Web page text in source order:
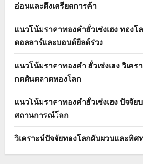
อ่อนและตึงเครียดการค้า
แนวโน้มราคาทองคำฮั่วเซ่งเฮง ทอง
ดอลลาร์และบอนด์ยีลด์ร่วง
แนวโน้มราคาทองคำ ฮั่วเซ่งเฮง วิเค
กดดันตลาดทองโลก
แนวโน้มราคาทองคำฮั่วเซ่งเฮง ปัจจัย
สถานการณ์โลก
วิเคราะห์ปัจจัยทองโลกผันผวนและทิศ